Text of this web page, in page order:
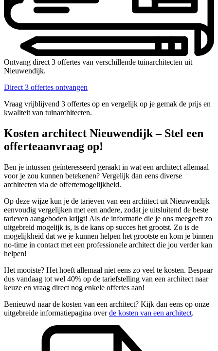
Ontvang direct 3 offertes van verschillende tuinarchitecten uit
Nieuwendijk.
Direct 3 offertes ontvangen
Vraag vrijblijvend 3 offertes op en vergelijk op je gemak de prijs en
kwaliteit van tuinarchitecten.
Kosten architect Nieuwendijk – Stel een
offerteaanvraag op!
Ben je intussen geïnteresseerd geraakt in wat een architect allemaal
voor je zou kunnen betekenen? Vergelijk dan eens diverse
architecten via de offertemogelijkheid.
Op deze wijze kun je de tarieven van een architect uit Nieuwendijk
eenvoudig vergelijken met een andere, zodat je uitsluitend de beste
tarieven aangeboden krijgt! Als de informatie die je ons meegeeft zo
uitgebreid mogelijk is, is de kans op succes het grootst. Zo is de
mogelijkheid dat we je kunnen helpen het grootste en kom je binnen
no-time in contact met een professionele architect die jou verder kan
helpen!
Het mooiste? Het hoeft allemaal niet eens zo veel te kosten. Bespaar
dus vandaag tot wel 40% op de tariefstelling van een architect naar
keuze en vraag direct nog enkele offertes aan!
Benieuwd naar de kosten van een architect? Kijk dan eens op onze
uitgebreide informatiepagina overde kosten van een architect.